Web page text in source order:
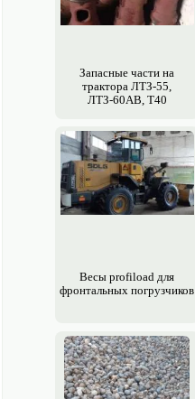
Запасные части на
трактора ЛТЗ-55,
ЛТЗ-60АВ, Т40
Весы profiload для
фронтальных погрузчиков